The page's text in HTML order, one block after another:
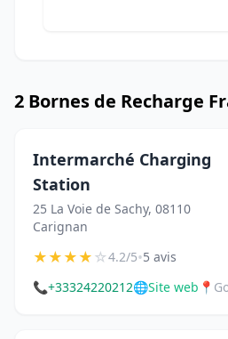
2 Bornes de Recharge
Intermarché Charging
Station
25 La Voie de Sachy, 08110
Carignan
★★★★☆4.2/5•5 avis
📞+33324220212🌐Site web 📍